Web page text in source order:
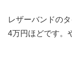
レザーバンドの
4万円ほどです。